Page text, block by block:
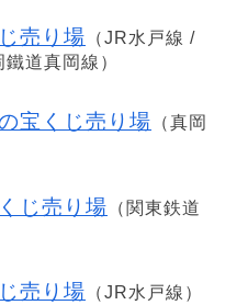
売り場 （JR水戸線 /
道真岡線）
宝くじ売り場 （真岡
じ売り場 （関東鉄道
売り場 （JR水戸線）